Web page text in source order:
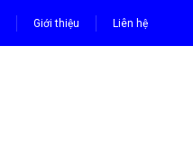
Giới thiệu Liên hệ